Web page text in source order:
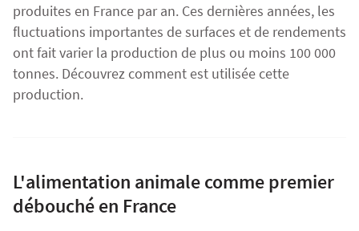
produites en France par an. Ces dernières années, les
fluctuations importantes de surfaces et de rendements
ont fait varier la production de plus ou moins 100 000
tonnes. Découvrez comment est utilisée cette
production.
L'alimentation animale comme premier
débouché en France
Triticale
Agriculture Bio
Maïs ensilage